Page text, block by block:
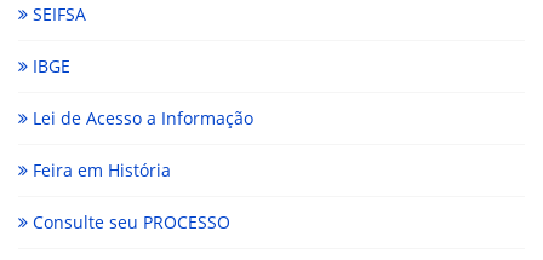
SEIFSA
IBGE
Lei de Acesso a Informação
Feira em História
Consulte seu PROCESSO